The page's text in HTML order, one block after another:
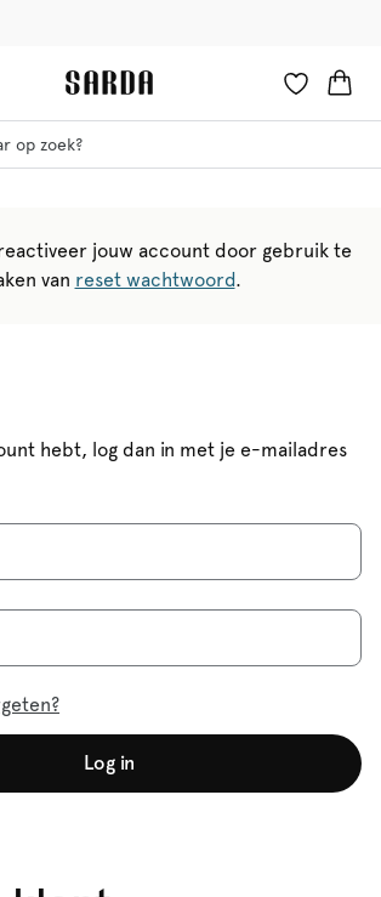
op zoek?
jouw account door gebruik te
van reset wachtwoord.
hebt, log dan in met je e-mailadres
Log in